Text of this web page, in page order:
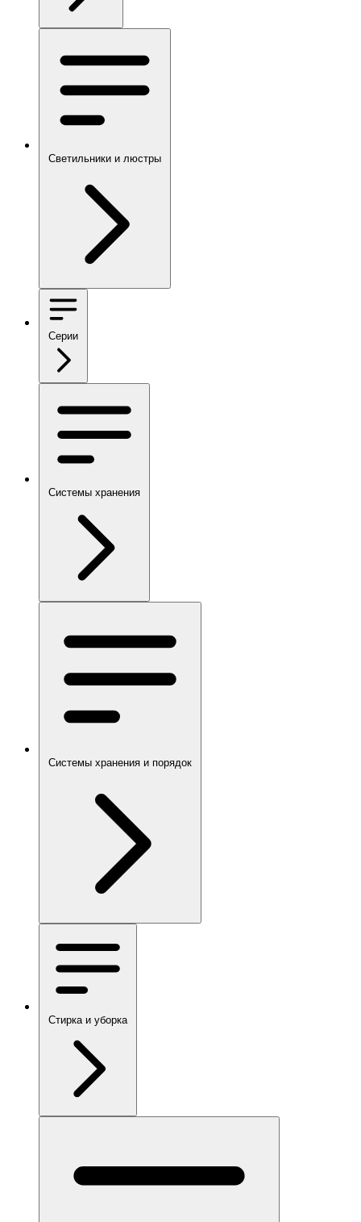
Светильники и люстры
Серии
Системы хранения
Системы хранения и порядок
Стирка и уборка